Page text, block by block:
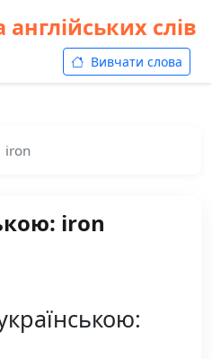
слів
Вивчати слова
iron
iron